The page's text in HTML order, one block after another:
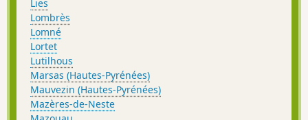
Lies
Lombrès
Lomné
Lortet
Lutilhous
Marsas (Hautes-Pyrénées)
Mauvezin (Hautes-Pyrénées)
Mazères-de-Neste